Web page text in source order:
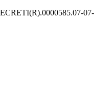
07-